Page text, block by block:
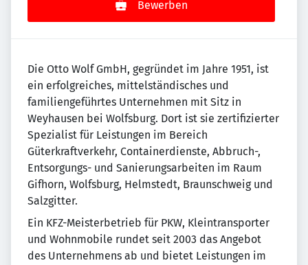
Bewerben
Die Otto Wolf GmbH, gegründet im Jahre 1951, ist
ein erfolgreiches, mittelständisches und
familiengeführtes Unternehmen mit Sitz in
Weyhausen bei Wolfsburg. Dort ist sie zertifizierter
Spezialist für Leistungen im Bereich
Güterkraftverkehr, Containerdienste, Abbruch-,
Entsorgungs- und Sanierungsarbeiten im Raum
Gifhorn, Wolfsburg, Helmstedt, Braunschweig und
Salzgitter.
Ein KFZ-Meisterbetrieb für PKW, Kleintransporter
und Wohnmobile rundet seit 2003 das Angebot
des Unternehmens ab und bietet Leistungen im